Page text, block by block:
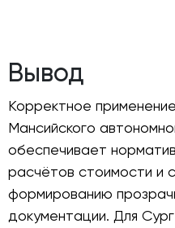
Вывод
Корректное
Мансийского
обеспечивает
расчётов стоимости и
формированию
документации. Для